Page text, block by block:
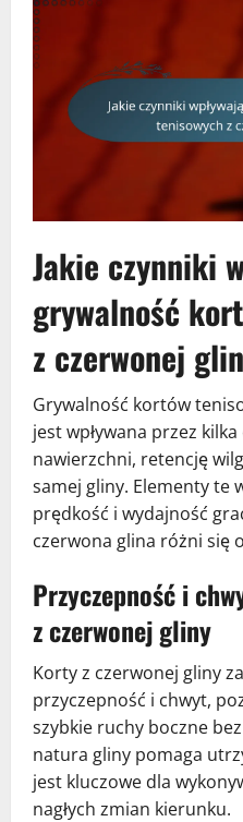
Jakie czynniki
grywalność
z czerwonej
Grywalność kortów
jest wpływana przez
nawierzchni, retencję
samej gliny. Elementy te
prędkość i wydajność
czerwona glina różni się
Przyczepność i
z czerwonej gliny
Korty z czerwonej gliny
przyczepność i chwyt,
szybkie ruchy boczne
natura gliny pomaga
jest kluczowe dla
nagłych zmian kierunku.